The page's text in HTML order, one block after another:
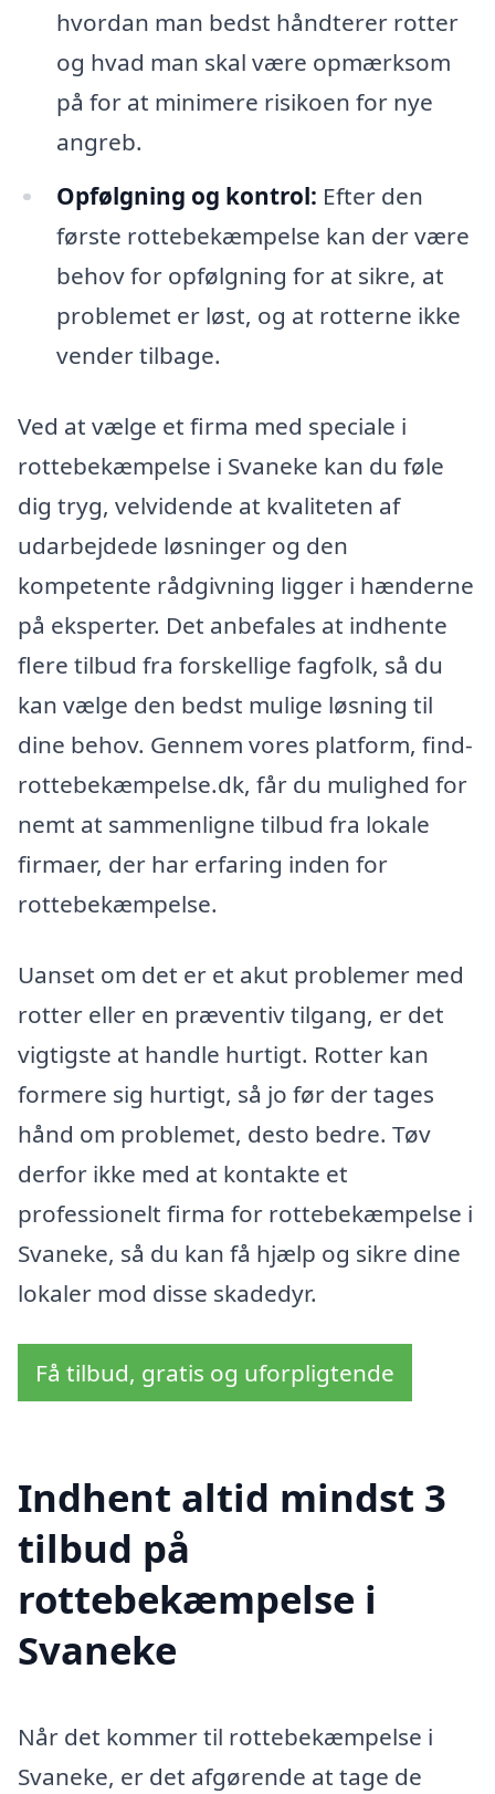
hvordan man bedst håndterer rotter
og hvad man skal være opmærksom
på for at minimere risikoen for nye
angreb.
Opfølgning og kontrol: Efter den
første rottebekæmpelse kan der være
behov for opfølgning for at sikre, at
problemet er løst, og at rotterne ikke
vender tilbage.
Ved at vælge et firma med speciale i
rottebekæmpelse i Svaneke kan du føle
dig tryg, velvidende at kvaliteten af
udarbejdede løsninger og den
kompetente rådgivning ligger i hænderne
på eksperter. Det anbefales at indhente
flere tilbud fra forskellige fagfolk, så du
kan vælge den bedst mulige løsning til
dine behov. Gennem vores platform, find-
rottebekæmpelse.dk, får du mulighed for
nemt at sammenligne tilbud fra lokale
firmaer, der har erfaring inden for
rottebekæmpelse.
Uanset om det er et akut problemer med
rotter eller en præventiv tilgang, er det
vigtigste at handle hurtigt. Rotter kan
formere sig hurtigt, så jo før der tages
hånd om problemet, desto bedre. Tøv
derfor ikke med at kontakte et
professionelt firma for rottebekæmpelse i
Svaneke, så du kan få hjælp og sikre dine
lokaler mod disse skadedyr.
Få tilbud, gratis og uforpligtende
Indhent altid mindst 3
tilbud på
rottebekæmpelse i
Svaneke
Når det kommer til rottebekæmpelse i
Svaneke, er det afgørende at tage de